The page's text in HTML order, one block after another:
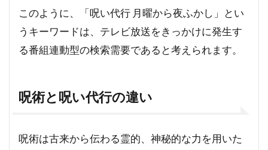
このように、「呪い代行 月曜から夜ふかし」とい
うキーワードは、テレビ放送をきっかけに発生す
る番組連動型の検索需要であると考えられます。
呪術と呪い代行の違い
呪術は古来から伝わる霊的、神秘的な力を用いた